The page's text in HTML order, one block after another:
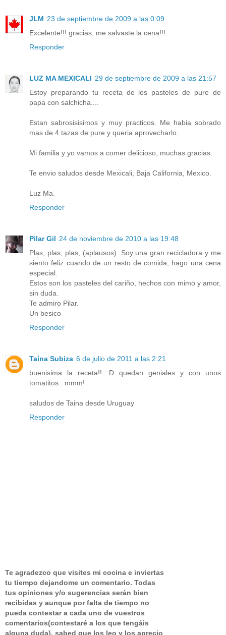
JLM 23 de septiembre de 2009 a las 0:09
Excelente!!! gracias, me salvaste la cena!!!
Responder
LUZ MA MEXICALI 29 de septiembre de 2009 a las 21:57
Estoy preparando tu receta de los pasteles de pure de
papa con salchicha....
Estan sabrosisisimos y muy practicos. Me habia sobrado
mas de 4 tazas de pure y queria aprovecharlo.
Mi familia y yo vamos a comer delicioso, muchas gracias.
Te envio saludos desde Mexicali, Baja California, Mexico.
Luz Ma.
Responder
Pilar Gil 24 de noviembre de 2010 a las 19:48
Plas, plas, plas, (aplausos). Soy una gran recicladora y me
siento feliz cuando de un resto de comida, hago una cena
especial.
Estos son los pasteles del cariño, hechos con mimo y amor,
sin duda.
Te admiro Pilar.
Un besico
Responder
Taína Subiza 6 de julio de 2011 a las 2:21
buenisima la receta!! :D quedan geniales y con unos
tomatitos.. mmm!
saludos de Taina desde Uruguay
Responder
Te agradezco que visites mi cocina e inviertas
tu tiempo dejandome un comentario. Todas
tus opiniones y/o sugerencias serán bien
recibidas y aunque por falta de tiempo no
pueda contestar a cada uno de vuestros
comentarios(contestaré a los que tengáis
alguna duda), sabed que los leo y los aprecio